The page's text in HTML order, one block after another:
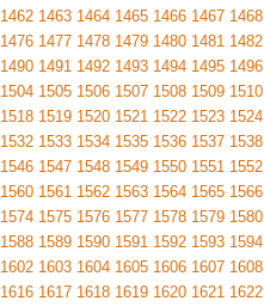
1462 1463 1464 1465 1466 1467 1468
1476 1477 1478 1479 1480 1481 1482
1490 1491 1492 1493 1494 1495 1496
1504 1505 1506 1507 1508 1509 1510
1518 1519 1520 1521 1522 1523 1524
1532 1533 1534 1535 1536 1537 1538
1546 1547 1548 1549 1550 1551 1552
1560 1561 1562 1563 1564 1565 1566
1574 1575 1576 1577 1578 1579 1580
1588 1589 1590 1591 1592 1593 1594
1602 1603 1604 1605 1606 1607 1608
1616 1617 1618 1619 1620 1621 1622